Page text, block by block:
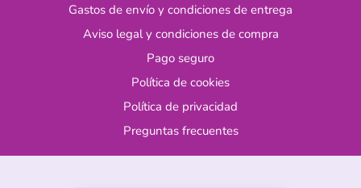
Gastos de envío y condiciones de entrega
Aviso legal y condiciones de compra
Pago seguro
Política de cookies
Política de privacidad
Preguntas frecuentes